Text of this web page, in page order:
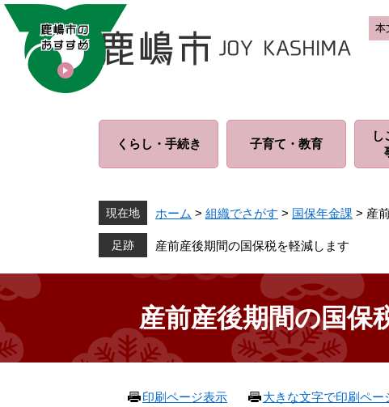
ペ
メ
本
くらし・ 手続き 子育て・ 教育
し
現在地 ホーム > 組織でさがす > 国保年金課 > 産
産前産後期間の国保税を軽減します
産前産後期間の国保
印刷ページ表示 大きな文字で印刷ペー